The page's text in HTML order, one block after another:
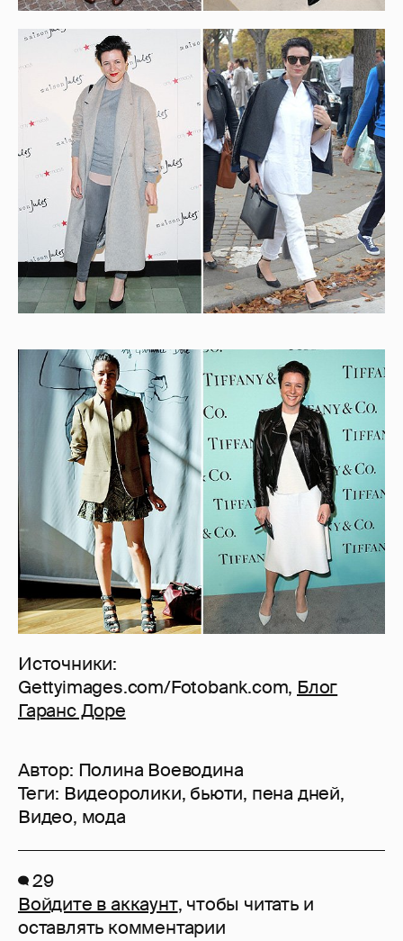
Источники:
Gettyimages.com/Fotobank.com, Блог
Гаранс Доре
Автор: Полина Воеводина
Теги: Видеоролики, бьюти, пена дней,
Видео, мода
29
Войдите в аккаунт, чтобы читать и
оставлять комментарии